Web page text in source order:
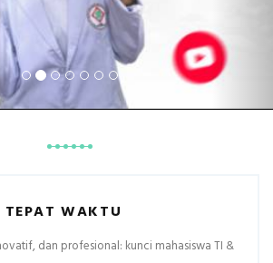
TEPAT WAKTU
dan profesional: kunci mahasiswa TI &